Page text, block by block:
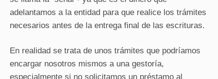
adelantamos a la entidad para que realice los trámites
necesarios antes de la entrega final de las escrituras.
En realidad se trata de unos trámites que podríamos
encargar nosotros mismos a una gestoría,
especialmente si no solicitamos un préstamo al